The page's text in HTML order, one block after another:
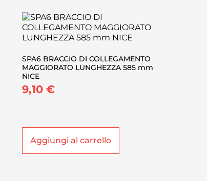
SPA6 BRACCIO DI COLLEGAMENTO
MAGGIORATO LUNGHEZZA 585 mm
NICE
9,10€
Aggiungi al carrello